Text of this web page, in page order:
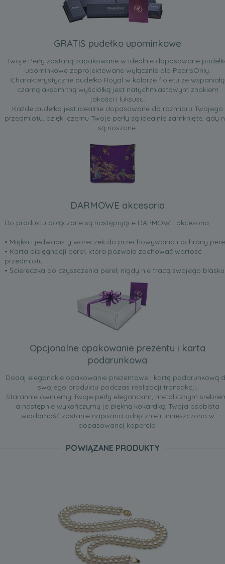
GRATIS pudełko upominkowe
Twoje Perły zostaną zapakowane w idealnie dopasowane
upominkowe zaprojektowane wyłącznie dla PearlsOnly.
Charakterystyczne pudełko Royal w kolorze fioletu ze wspaniałą
czarną aksamitną wyściółką jest natychmiastowym znakiem
jakości i luksusu.
Każde pudełko jest idealnie dopasowane do rozmiaru Twojego
przedmiotu, dzięki czemu Twoje perły są idealnie zamknięte, gdy
są noszone.
DARMOWE akcesoria
Do produktu dołączone są następujące DARMOWE akcesoria:
• Miękki i jedwabisty woreczek do przechowywania i ochrony
• Karta pielęgnacji pereł, która pozwala zachować wartość
przedmiotu
• Ściereczka do czyszczenia pereł, nigdy nie tracą swojego
Opcjonalne opakowanie prezentu i karta
podarunkowa
Dodaj eleganckie opakowanie prezentowe i kartę podarunkową
swojego produktu podczas realizacji transakcji.
Starannie owiniemy Twoje perły eleganckim, metalicznym
a następnie wykończymy je piękną kokardką. Twoja osobista
wiadomość zostanie napisana odręcznie i umieszczona w
dopasowanej kopercie.
POWIĄZANE PRODUKTY